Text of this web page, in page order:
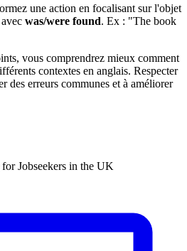
une action en focalisant sur l'objet
was/were found. Ex : "The book
vous comprendrez mieux comment
contextes en anglais. Respecter
des erreurs communes et à améliorer
Jobseekers in the UK